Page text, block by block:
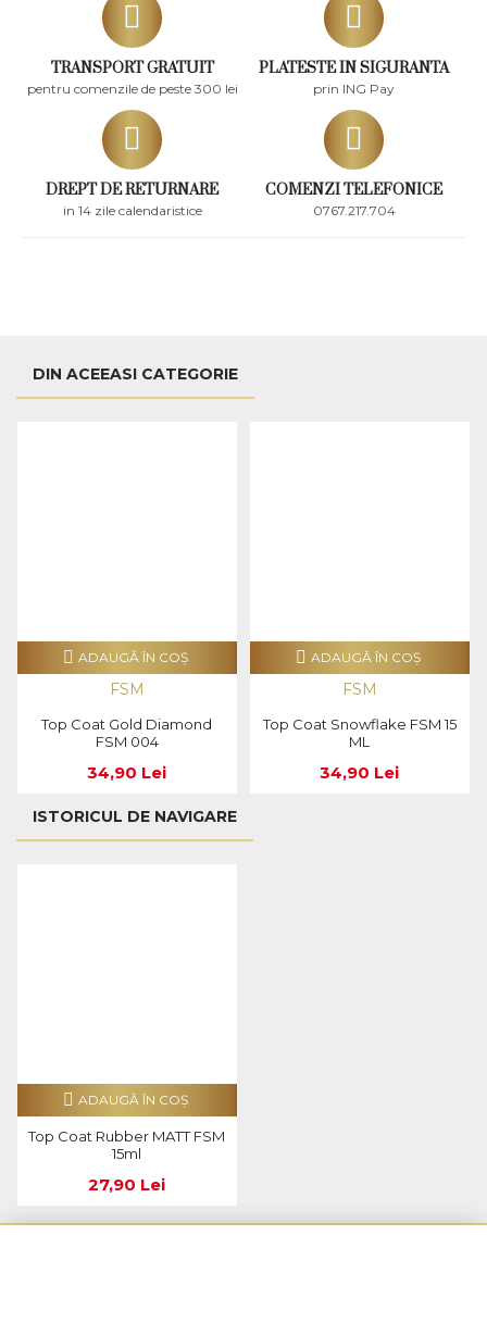
TRANSPORT GRATUIT
pentru comenzile de peste 300 lei
PLATESTE IN SIGURANTA
prin ING Pay
DREPT DE RETURNARE
in 14 zile calendaristice
COMENZI TELEFONICE
0767.217.704
DIN ACEEASI CATEGORIE
FSM
Top Coat Gold Diamond
FSM 004
34,90 Lei
ADAUGĂ ÎN COŞ
FSM
Top Coat Snowflake FSM 15
ML
34,90 Lei
ADAUGĂ ÎN COŞ
ISTORICUL DE NAVIGARE
Top Coat Rubber MATT FSM
15ml
27,90 Lei
ADAUGĂ ÎN COŞ